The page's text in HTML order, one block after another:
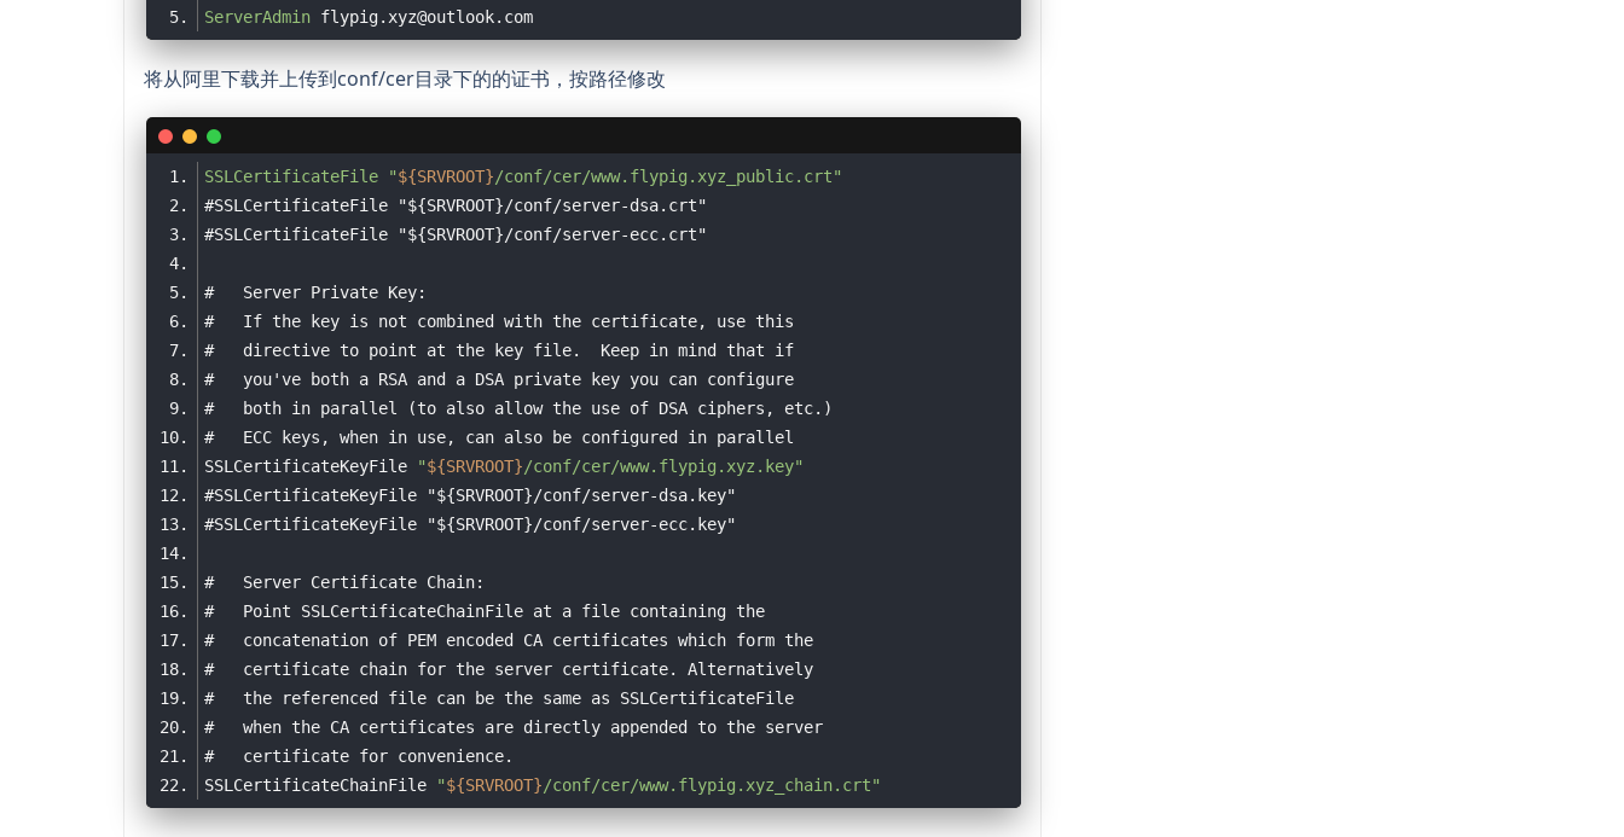
ServerAdmin
将从阿里下载并上传到conf/cer目录下的的证书，按路径修改
SSLCertificateFile "${SRVROOT}/conf/cer/www.flypig.xyz_public.crt"
#SSLCertificateFile "${SRVROOT}/conf/server-dsa.crt"
#SSLCertificateFile "${SRVROOT}/conf/server-ecc.crt"
#   Server Private Key:
#   If the key is not combined with the certificate, use this
#   directive to point at the key file.  Keep in mind that if
#   you've both a RSA and a DSA private key you can configure
#   both in parallel (to also allow the use of DSA ciphers, etc.)
#   ECC keys, when in use, can also be configured in parallel
SSLCertificateKeyFile
"${SRVROOT}/conf/cer/www.flypig.xyz.key"
#SSLCertificateKeyFile "${SRVROOT}/conf/server-dsa.key"
#SSLCertificateKeyFile "${SRVROOT}/conf/server-ecc.key"
#   Server Certificate Chain:
#   Point SSLCertificateChainFile at a file containing the
#   concatenation of PEM encoded CA certificates which form the
#   certificate chain for the server certificate. Alternatively
#   the referenced file can be the same as SSLCertificateFile
#   when the CA certificates are directly appended to the server
#   certificate for convenience.
SSLCertificateChainFile
"${SRVROOT}/conf/cer/www.flypig.xyz_chain.crt"